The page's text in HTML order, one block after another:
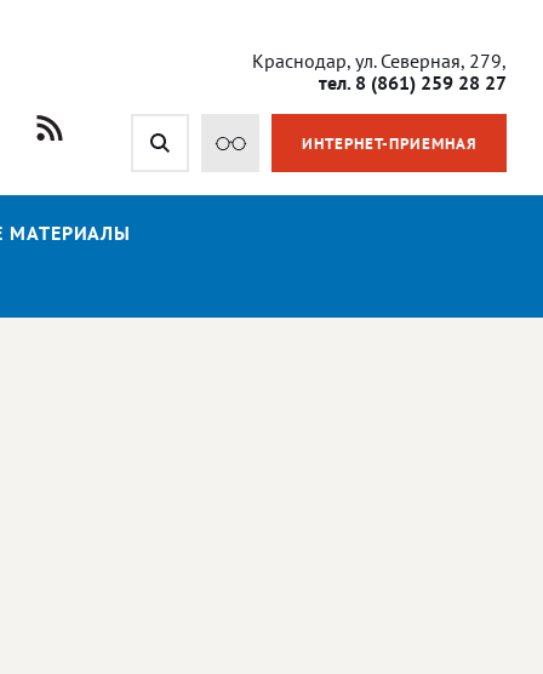
Краснодар, ул. Северная, 279,
тел. 8 (861) 259 28 27
ИНТЕРНЕТ-ПРИЕМНАЯ
МАТЕРИАЛЫ